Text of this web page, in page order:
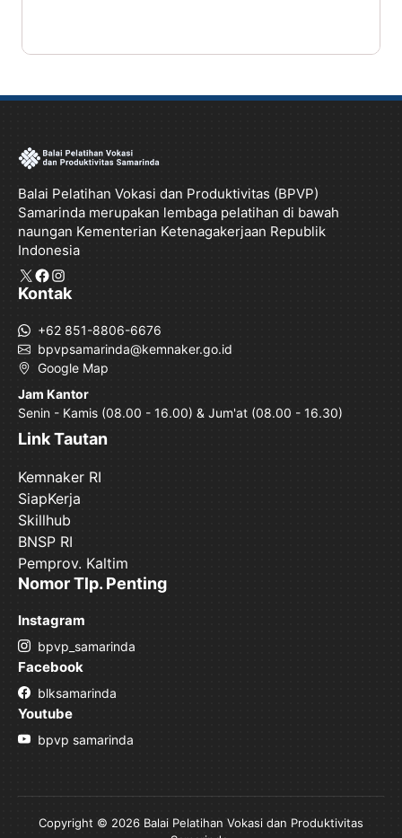
Balai Pelatihan Vokasi dan Produktivitas (BPVP)
Samarinda merupakan lembaga pelatihan di bawah
naungan Kementerian Ketenagakerjaan Republik
Indonesia
X Facebook
Instagram
Kontak
+62 851-8806-6676
bpvpsamarinda@kemnaker.go.id
Google Map
Jam Kantor
Senin - Kamis (08.00 - 16.00) & Jum'at (08.00 - 16.30)
Link Tautan
Kemnaker RI
SiapKerja
Skillhub
BNSP RI
Pemprov. Kaltim
Nomor Tlp. Penting
Instagram
bpvp_samarinda
Facebook
blksamarinda
Youtube
bpvp samarinda
Copyright © 2026 Balai Pelatihan Vokasi dan Produktivitas